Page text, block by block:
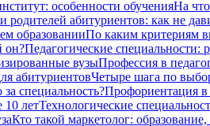
особенности обученияНа что
абитуриентов: как не
образованииПо каким критериям
он?Педагогические специальности:
вузыПрофессия в
абитуриентовЧетыре шага по
специальность?Профориентация в
10 летТехнологические
Кто такой маркетолог: